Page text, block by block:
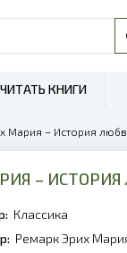
ЧИТАТЬ КНИГИ
Мария – История
–
Классика
Ремарк Эрих